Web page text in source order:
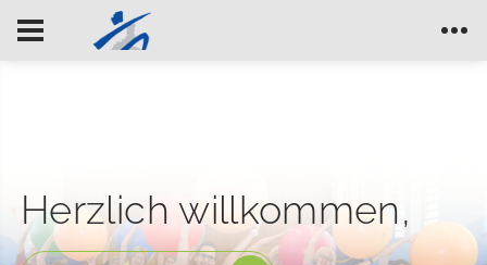
Herzlich willkommen,